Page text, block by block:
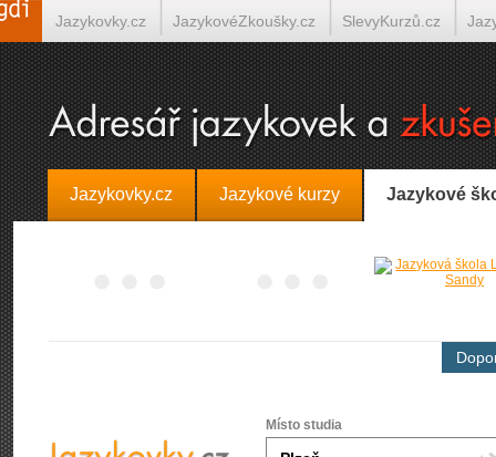
Jazykovky.cz Jazykové kurzy Jazykové
Místo studia
Jazykovky.cz JazykovéZkoušky.cz SlevyKurzů.cz
Španělština on-line Italština on-line Tlumočení-